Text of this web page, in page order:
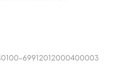
69912012000400003